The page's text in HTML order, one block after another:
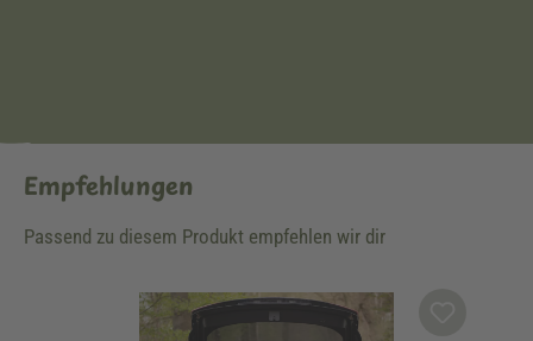
Empfehlungen
Passend zu diesem Produkt empfehlen wir dir